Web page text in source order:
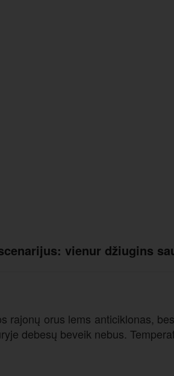
vienur džiugins
rajonų orus lems anticiklonas,
debesų beveik nebus.